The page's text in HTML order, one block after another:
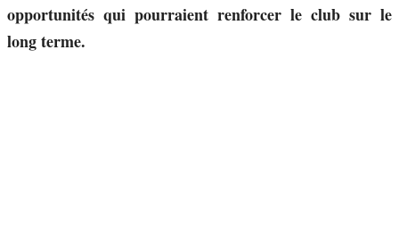
opportunités qui pourraient renforcer le club sur le
long terme.